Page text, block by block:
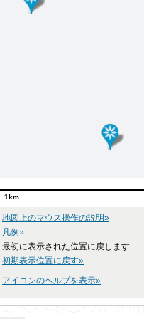
1km
地図上のマウス操作の説明»
凡例»
最初に表示された位置に戻します
初期表示位置に戻す»
アイコンのヘルプを表示»